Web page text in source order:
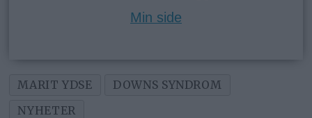
Min side
MARIT YDSE
DOWNS SYNDROM
NYHETER